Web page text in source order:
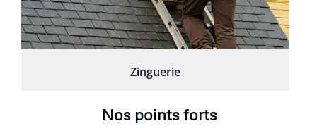
Zinguerie
Nos points forts